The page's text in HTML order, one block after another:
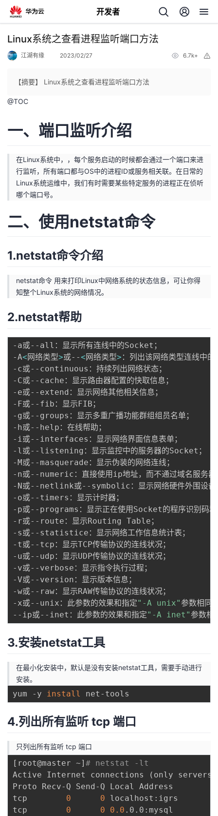
开发者
返
主
页
的
开
我
的
我
坛
圈
子
的
直
播
我
的
活
动
我
的
关
注
我
的
开
发
者
学
堂
我
的
课
程
我
的
认
我
的
验
我
收
我
的
Programs
我
的
支
持
我
的
技
术
支
我
的
云
声
议
Linux系统之查看进程监听端口方法
江湖有缘 2023/02/27 6.7k+
【摘要】 Linux系统之查看进程监听端口方法
@TOC
一、端口监听介绍
在Linux系统中，，每个服务启动的时候都会通过一个端口来进
行监听，所有端口都与OS中的进程ID或服务相关联。在日常的
Linux系统运维中，我们有时需要某些特定服务的进程正在侦听
哪个端口号。
二、使用netstat命令
1.netstat命令介绍
netstat命令 用来打印Linux中网络系统的状态信息，可让你得
知整个Linux系统的网络情况。
2.netstat帮助
-a或--all：显示所有连线中的Socket；
-A<网络类型>或--<网络类型> ：列出该网络类型连线中的
-c或--continuous：持续列出网络状态；
-C或--cache：显示路由器配置的快取信息；
-e或--extend：显示网络其他相关信息；
-F或--fib：显示FIB；
-g或--groups：显示多重广播功能群组组员名单；
-h或--help：在线帮助；
-i或--interfaces：显示网络界面信息表单；
-l或--listening：显示监控中的服务器的Socket；
-M或--masquerade：显示伪装的网络连线；
-n或--numeric：直接使用ip地址，而不通过域名服务器
-N或--netlink或--symbolic：显示网络硬件外围设备
-o或--timers：显示计时器；
-p或--programs：显示正在使用Socket的程序识别码和
-r或--route：显示Routing Table；
-s或--statistice：显示网络工作信息统计表；
-t或--tcp：显示TCP传输协议的连线状况；
-u或--udp：显示UDP传输协议的连线状况；
-v或--verbose：显示指令执行过程；
-V或--version：显示版本信息；
-w或--raw：显示RAW传输协议的连线状况；
-x或--unix：此参数的效果和指定"-A unix"参数相同
--ip或--inet：此参数的效果和指定"-A inet"
3.安装netstat工具
在最小化安装中，默认是没有安装netstat工具，需要手动进行
安装。
yum -y install
4.列出所有监听 tcp 端口
只列出所有监听 tcp 端口
[ root@master ~] # netstat -lt
Active Internet connections
( only servers
Proto Recv-Q Send-Q Local
tcp 0 0
tcp 0 0 0.0